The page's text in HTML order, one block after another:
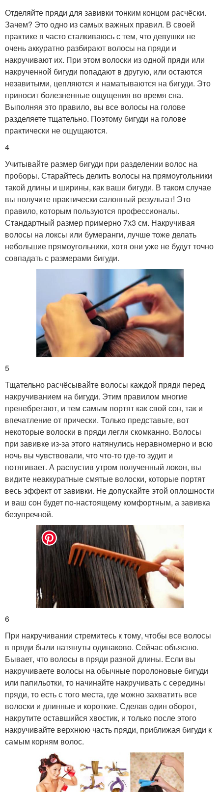
Отделяйте пряди для завивки тонким концом расчёски.
Зачем? Это одно из самых важных правил. В своей
практике я часто сталкиваюсь с тем, что девушки не
очень аккуратно разбирают волосы на пряди и
накручивают их. При этом волоски из одной пряди или
накрученной бигуди попадают в другую, или остаются
незавитыми, цепляются и наматываются на бигуди. Это
приносит болезненные ощущения во время сна.
Выполняя это правило, вы все волосы на голове
разделяете тщательно. Поэтому бигуди на голове
практически не ощущаются.
4
Учитывайте размер бигуди при разделении волос на
проборы. Старайтесь делить волосы на прямоугольники
такой длины и ширины, как ваши бигуди. В таком случае
вы получите практически салонный результат! Это
правило, которым пользуются профессионалы.
Стандартный размер примерно 7х3 см. Накручивая
волосы на локсы или бумеранги, лучше тоже делать
небольшие прямоугольники, хотя они уже не будут точно
совпадать с размерами бигуди.
5
Тщательно расчёсывайте волосы каждой пряди перед
накручиванием на бигуди. Этим правилом многие
пренебрегают, и тем самым портят как свой сон, так и
впечатление от прически. Только представьте, вот
некоторые волоски в пряди легли скомканно. Волосы
при завивке из-за этого натянулись неравномерно и всю
ночь вы чувствовали, что что-то где-то зудит и
потягивает. А распустив утром полученный локон, вы
видите неаккуратные смятые волоски, которые портят
весь эффект от завивки. Не допускайте этой оплошности
и ваш сон будет по-настоящему комфортным, а завивка
безупречной.
6
При накручивании стремитесь к тому, чтобы все волосы
в пряди были натянуты одинаково. Сейчас объясню.
Бывает, что волосы в пряди разной длины. Если вы
накручиваете волосы на обычные поролоновые бигуди
или папильотки, то начинайте накручивать с середины
пряди, то есть с того места, где можно захватить все
волоски и длинные и короткие. Сделав один оборот,
накрутите оставшийся хвостик, и только после этого
накручивайте верхнюю часть пряди, приближая бигуди к
самым корням волос.